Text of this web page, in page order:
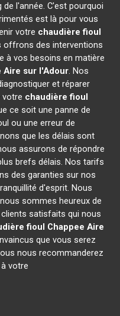
l'année. C'est pourquoi
est là pour vous
votre chaudière fioul
offrons des interventions
à vos besoins en matière
Aire sur l'Adour. Nos
et réparer
votre chaudière fioul
ce soit une panne de
ou une erreur de
que les délais sont
assurons de répondre
brefs délais. Nos tarifs
des garanties sur nos
d'esprit. Nous
sommes heureux de
satisfaits qui nous
fioul Chappee Aire
que vous serez
nous recommanderez
votre